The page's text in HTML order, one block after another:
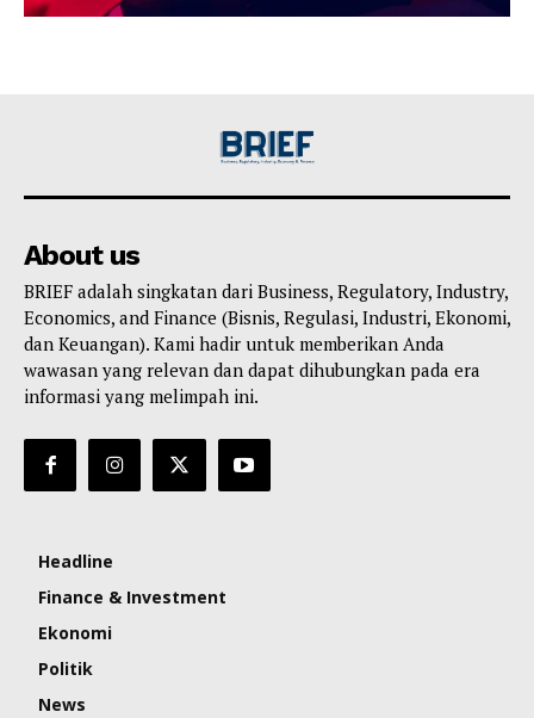
About us
BRIEF adalah singkatan dari Business, Regulatory, Industry,
Economics, and Finance (Bisnis, Regulasi, Industri, Ekonomi,
dan Keuangan). Kami hadir untuk memberikan Anda
wawasan yang relevan dan dapat dihubungkan pada era
informasi yang melimpah ini.
Headline
Finance & Investment
Ekonomi
Politik
News